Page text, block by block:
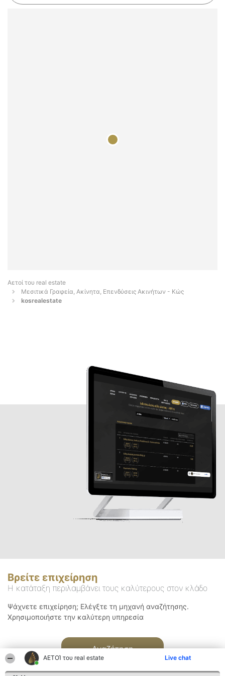
ΑΕΤΟΊ του real estate Live chat
Αετοί του real estate
Μεσιτικά Γραφεία, Ακίνητα, Επενδύσεις Ακινήτων - Κώς
kosrealestate
Βρείτε επιχείρηση
Η κατάταξη περιλαμβάνει τους καλύτερους στον κλάδο
Ψάχνετε επιχείρηση; Ελέγξτε τη μηχανή αναζήτησης.
Χρησιμοποιήστε την καλύτερη υπηρεσία
Αναζήτηση